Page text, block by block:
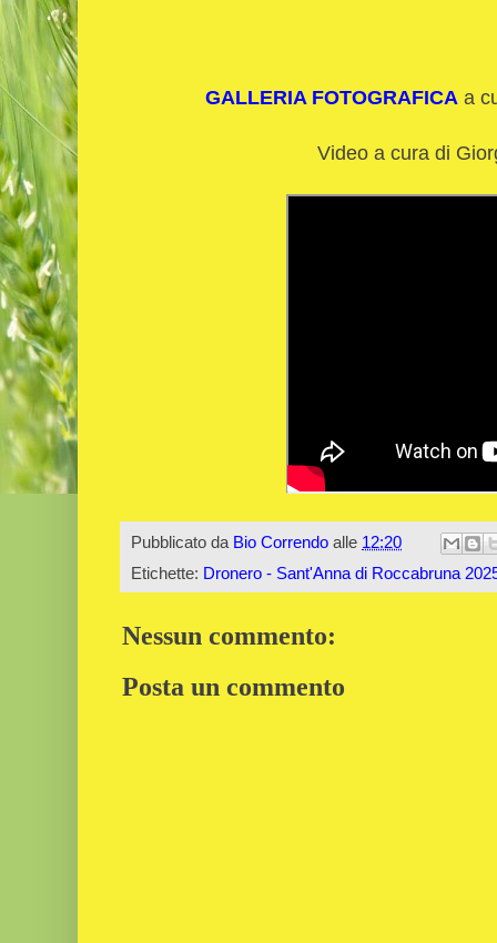
GALLERIA FOTOGRAFICA a
Video a cura di
Pubblicato da Bio Correndo alle 12:20
Etichette: Dronero - Sant'Anna di Roccabruna
Nessun commento:
Posta un commento